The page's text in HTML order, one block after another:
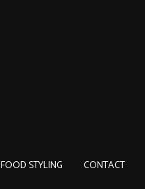
CONTACT
FOOD STYLING